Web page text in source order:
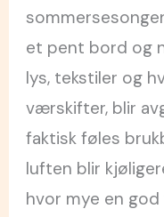
et pent bord og
lys, tekstiler og
værskifter, blir
faktisk føles
luften blir
hvor mye en